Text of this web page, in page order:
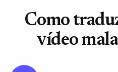
Como
vídeo